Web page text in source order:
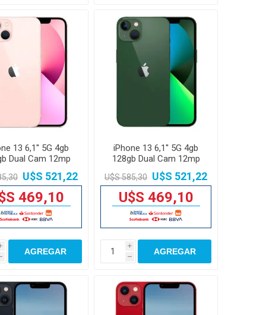
13 6,1'' 5G 4gb
Dual Cam 12mp
U$S 521,22
469,10
AGREGAR
iPhone 13 6,1'' 5G 4gb
128gb Dual Cam 12mp
U$S 585,30 U$S 521,22
U$S 469,10
i
h
AGREGAR